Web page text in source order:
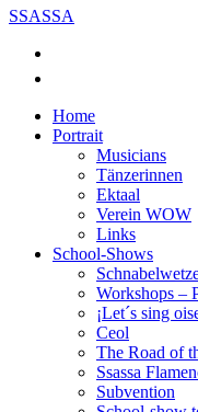
SSASSA
Home
Portrait
Musicians
Tänzerinnen
Ektaal
Verein WOW
Links
School-Shows
Workshops –
¡Let´s sing
Ceol
The Road of
Ssassa
Subvention